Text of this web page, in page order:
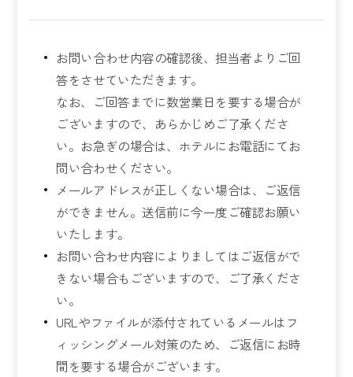
お問い合わせ内容の確認後、担当者よりご回
答をさせていただきます。
なお、ご回答までに数営業日を要する場合が
ございますので、あらかじめご了承くださ
い。お急ぎの場合は、ホテルにお電話にてお
問い合わせください。
メールアドレスが正しくない場合は、ご返信
ができません。送信前に今一度ご確認お願い
いたします。
お問い合わせ内容によりましてはご返信がで
きない場合もございますので、ご了承くださ
い。
URLやファイルが添付されているメールはフ
ィッシングメール対策のため、ご返信にお時
間を要する場合がございます。